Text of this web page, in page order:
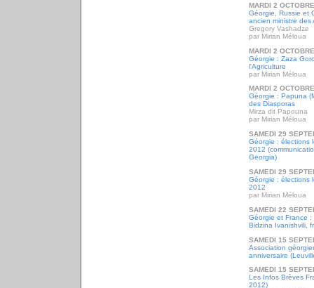
MARDI 2
Géorgie, Russie et
ancien ministre des
Gregory Vashadze
par Mirian Méloua
MARDI 2
Géorgie : Zaza
l'Agriculture
par Mirian Méloua
MARDI 2
Géorgie : Papuna
des Diasporas
Mirza dit Papouna
par Mirian Méloua
SAMEDI 29
Géorgie : élections
2012
Georgia)
SAMEDI 29
Géorgie : élections
2012
par Mirian Méloua
SAMEDI 22
Géorgie et France :
Bidzina Ivanishvili,
SAMEDI 15
Association
anniversaire
SAMEDI 15
Les Infos Brèves
2012)